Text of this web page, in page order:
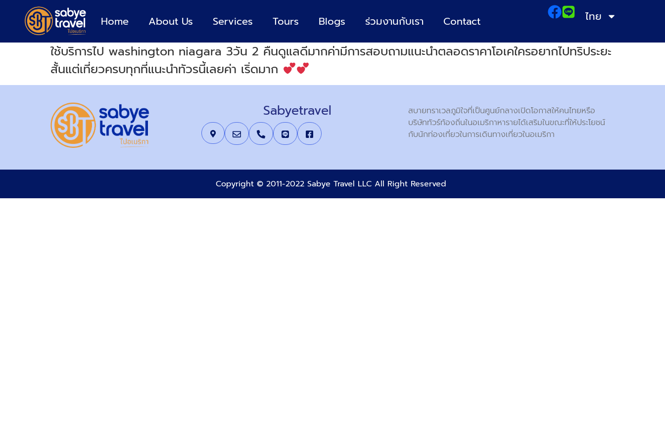
Home About Us Services Tours Blogs ร่วมงานกับเรา Contact ไทย
ใช้บริการไป washington niagara 3วัน 2 คืนดูแลดีมากค่ามีการสอบถามแนะนำตลอดราคาโอเคใครอยากไปทริประยะ
สั้นแต่เที่ยวครบทุกที่แนะนำทัวรนี้เลยค่า เริ่ดมาก
Sabyetravel
สบายทราเวลภูมิใจที่เป็นศูนย์กลางเปิดโอกาสให้คนไทยหรือ
บริษัททัวร์ท้องถิ่นในอเมริกาหารายได้เสริมในขณะที่ให้ประโยชน์
กับนักท่องเที่ยวในการเดินทางเที่ยวในอเมริกา
Copyright © 2011-2022 Sabye Travel LLC All Right Reserved